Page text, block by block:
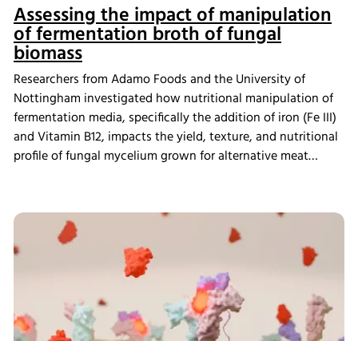
Assessing the impact of manipulation
of fermentation broth of fungal
biomass
Researchers from Adamo Foods and the University of
Nottingham investigated how nutritional manipulation of
fermentation media, specifically the addition of iron (Fe III)
and Vitamin B12, impacts the yield, texture, and nutritional
profile of fungal mycelium grown for alternative meat
and observed significant increases in bioaccumulation of
iron and B12, with up to 97% terephthalic acid yield
sustained across multiple cycles. Sensory testing of
biomass processed into steaks also revealed changes in
texture and flavor, highlighting the importance of
bioreactor-based media optimization for developing high-
quality, reproducible mycelium-based products.